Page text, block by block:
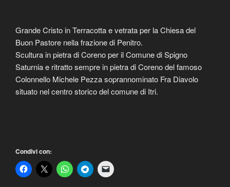
Grande Cristo in Terracotta e vetrata per la Chiesa del
Buon Pastore nella frazione di Penitro.
Scultura in pietra di Coreno per il Comune di Spigno
Saturnia e ritratto sempre in pietra di Coreno del famoso
Colonnello Michele Pezza soprannominato Fra Diavolo
situato nel centro storico del comune di Itri.
Condivi con: